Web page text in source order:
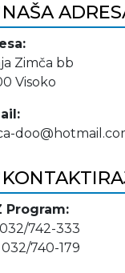
NAŠA
Zimča bb
Visoko
Program:
742-333
032/740-179